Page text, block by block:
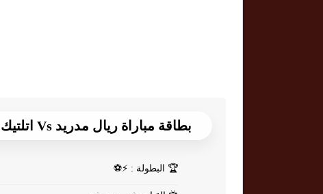
بطاقة مباراة ريال مدريد Vs اتلتيك بلباو
🏆 البطولة : ⚡⚽